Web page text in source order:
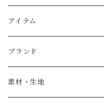
アイテム
Baby
トップス
ブランド
AS WE GROW
素材・生地